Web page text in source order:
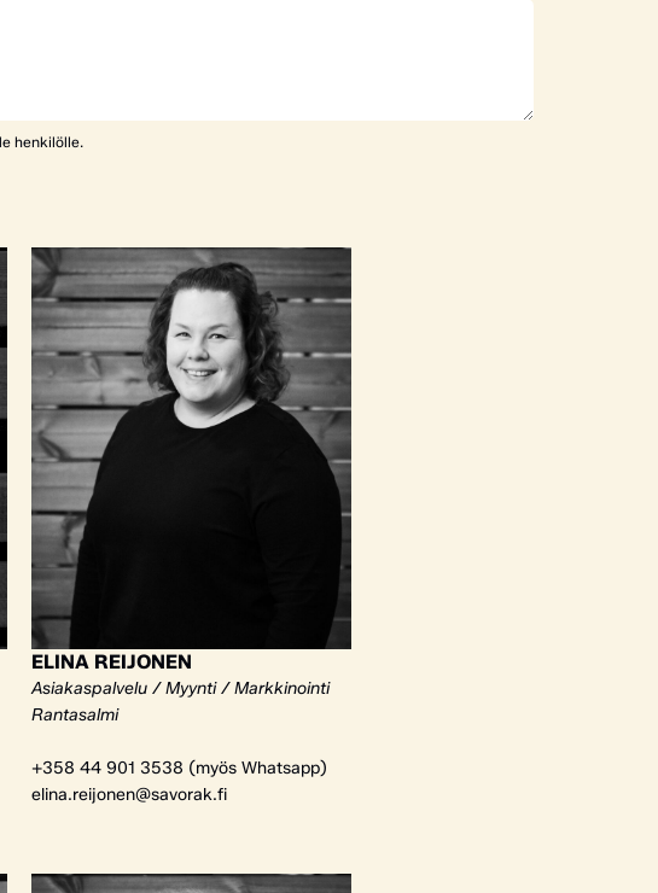
henkilölle.
ELINA REIJONEN
Asiakaspalvelu / Myynti / Markkinointi
Rantasalmi
+358 44 901 3538 (myös Whatsapp)
elina.reijonen@savorak.fi